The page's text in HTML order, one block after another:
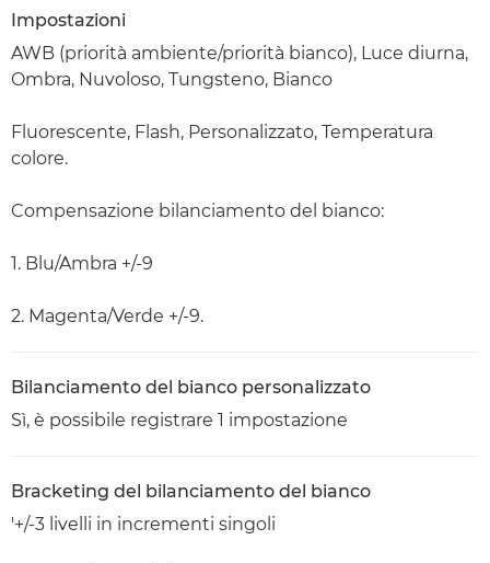
Impostazioni
AWB (priorità ambiente/priorità bianco), Luce diurna,
Ombra, Nuvoloso, Tungsteno, Bianco
Fluorescente, Flash, Personalizzato, Temperatura
colore.
Compensazione bilanciamento del bianco:
1. Blu/Ambra +/-9
2. Magenta/Verde +/-9.
Bilanciamento del bianco personalizzato
Sì, è possibile registrare 1 impostazione
Bracketing del bilanciamento del bianco
'+/-3 livelli in incrementi singoli